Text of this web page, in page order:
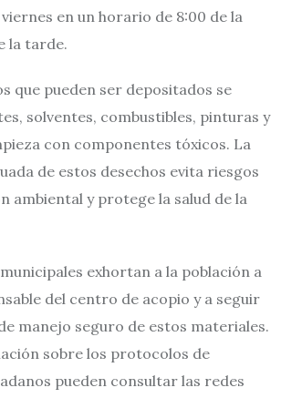
en un horario de 8:00 de la
la tarde.
que pueden ser depositados se
solventes, combustibles, pinturas y
con componentes tóxicos. La
de estos desechos evita riesgos
ambiental y protege la salud de la
exhortan a la población a
del centro de acopio y a seguir
manejo seguro de estos materiales.
sobre los protocolos de
pueden consultar las redes